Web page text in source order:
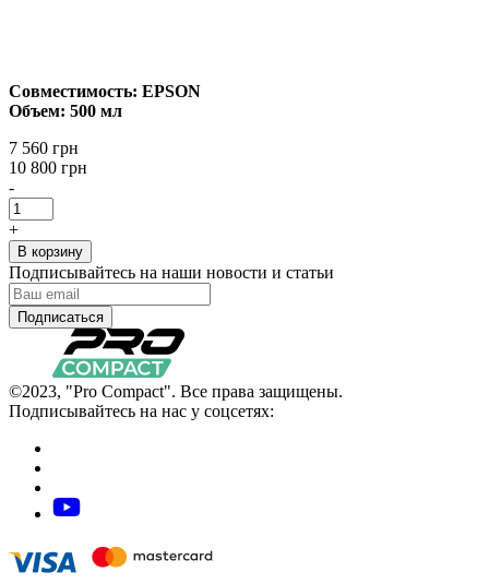
Совместимость: EPSON
Объем: 500 мл
7 560 грн
10 800 грн
-
+
В корзину
Подписывайтесь на наши новости и статьи
Подписаться
©2023, "Pro Compact". Все права защищены.
Подписывайтесь на нас у соцсетях: